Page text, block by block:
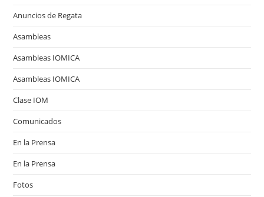
Anuncios de Regata
Asambleas
Asambleas IOMICA
Asambleas IOMICA
Clase IOM
Comunicados
En la Prensa
En la Prensa
Fotos